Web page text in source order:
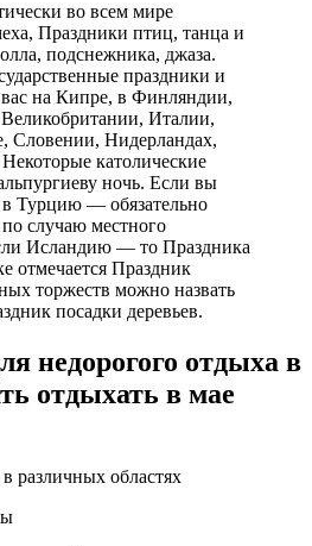
во всем мире
Праздники птиц, танца и
подснежника, джаза.
праздники и
вас на Кипре, в Финляндии,
Италии,
Словении, Нидерландах,
католические
ночь. Если вы
в Турцию — обязательно
случаю местного
Исландию — то Праздника
отмечается Праздник
торжеств можно назвать
посадки деревьев.
недорогого отдыха в
отдыхать в мае
различных областях